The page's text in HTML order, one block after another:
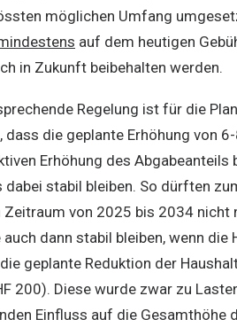
möglichen Umfang
auf dem heutigen
in Zukunft beibehalten werden.
Regelung ist für die
die geplante Erhöhung von
Erhöhung des Abgabeanteils
dabei stabil bleiben. So dürften
von 2025 bis 2034 nicht
dann stabil bleiben, wenn
geplante Reduktion der
200). Diese wurde zwar zu
Einfluss auf die Gesamthöhe